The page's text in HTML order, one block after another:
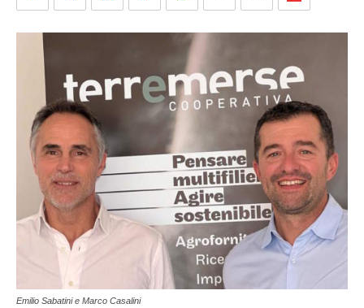
Emilio Sabatini e Marco Casalini